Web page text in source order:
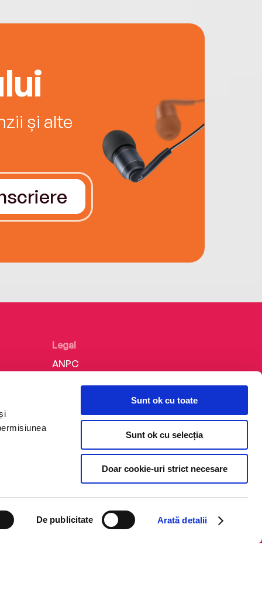
De publicitate Arată detalii
Sunt ok cu toate
Sunt ok cu selecția
Doar cookie-uri strict necesare
și alte
Legal
ANPC
Politica de confidențialitate
Termeni și condiții